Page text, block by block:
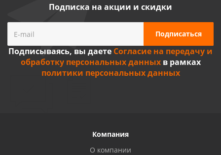
Подписка на акции и скидки
Подписываясь, вы даете Согласие на передачу и
обработку персональных данныхв рамках
политики персональных данных
Компания
О компании